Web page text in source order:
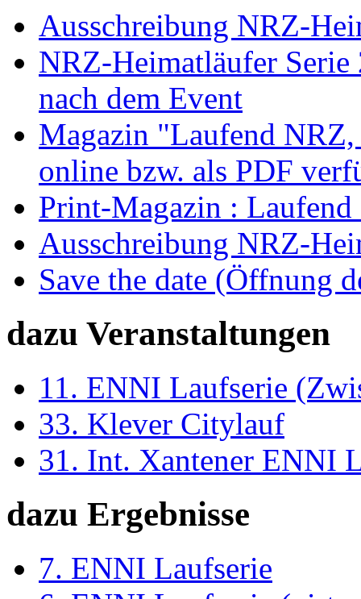
Ausschreibung NRZ-
NRZ-Heimatläufer
nach dem Event
Magazin "Laufend
online bzw. als PDF
Print-Magazin :
Ausschreibung NRZ-
Save the date (Öffnung
dazu Veranstaltungen
11. ENNI Laufserie
33. Klever Citylauf
31. Int. Xantener ENNI
dazu Ergebnisse
7. ENNI Laufserie